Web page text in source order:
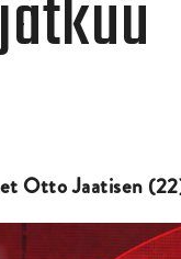
Otto Jaatisen